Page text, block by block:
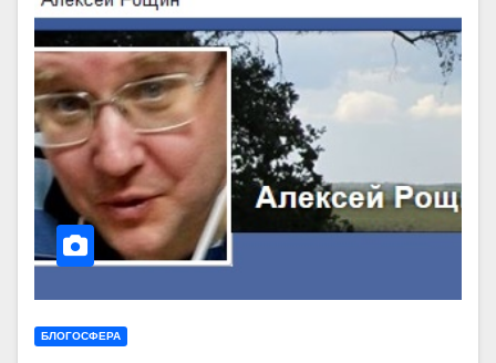
БЛОГОСФЕРА